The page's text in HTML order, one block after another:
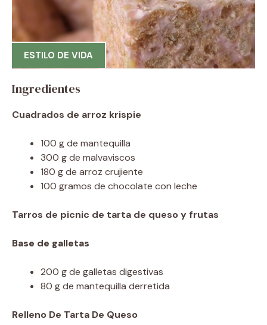
ESTILO DE VIDA
Ingredientes
Cuadrados de arroz krispie
100 g de mantequilla
300 g de malvaviscos
180 g de arroz crujiente
100 gramos de chocolate con leche
Tarros de picnic de tarta de queso y frutas
Base de galletas
200 g de galletas digestivas
80 g de mantequilla derretida
Relleno De Tarta De Queso